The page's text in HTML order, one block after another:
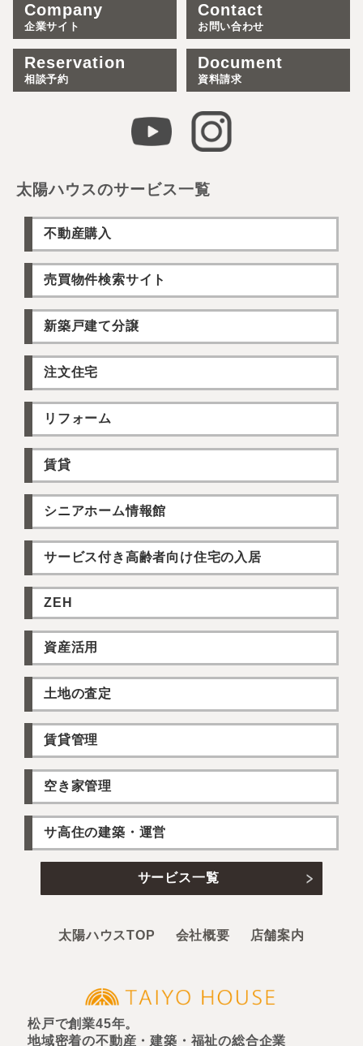
Company
企業サイト
Contact
お問い合わせ
Reservation
相談予約
Document
資料請求
太陽ハウスのサービス一覧
不動産購入
売買物件検索サイト
新築戸建て分譲
注文住宅
リフォーム
賃貸
シニアホーム情報館
サービス付き高齢者向け住宅の入居
ZEH
資産活用
土地の査定
賃貸管理
空き家管理
サ高住の建築・運営
サービス一覧
太陽ハウスTOP 会社概要 店舗案内
松戸で創業45年。
地域密着の不動産・建築・福祉の総合企業